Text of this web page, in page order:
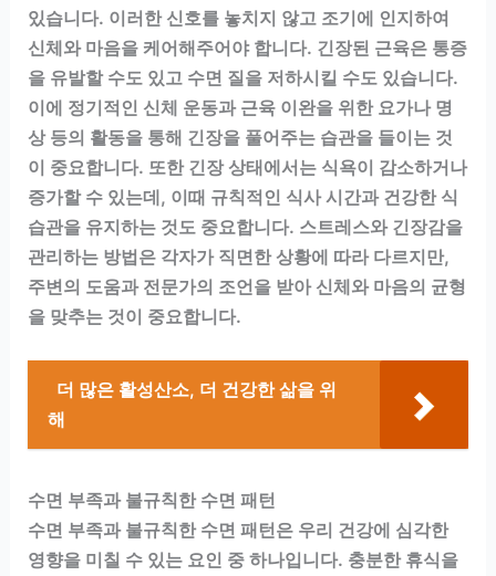
있습니다. 이러한 신호를 놓치지 않고 조기에 인지하여
신체와 마음을 케어해주어야 합니다. 긴장된 근육은 통증
을 유발할 수도 있고 수면 질을 저하시킬 수도 있습니다.
이에 정기적인 신체 운동과 근육 이완을 위한 요가나 명
상 등의 활동을 통해 긴장을 풀어주는 습관을 들이는 것
이 중요합니다. 또한 긴장 상태에서는 식욕이 감소하거나
증가할 수 있는데, 이때 규칙적인 식사 시간과 건강한 식
습관을 유지하는 것도 중요합니다. 스트레스와 긴장감을
관리하는 방법은 각자가 직면한 상황에 따라 다르지만,
주변의 도움과 전문가의 조언을 받아 신체와 마음의 균형
을 맞추는 것이 중요합니다.
더 많은 활성산소, 더 건강한 삶을 위
해
수면 부족과 불규칙한 수면 패턴
수면 부족과 불규칙한 수면 패턴은 우리 건강에 심각한
영향을 미칠 수 있는 요인 중 하나입니다. 충분한 휴식을